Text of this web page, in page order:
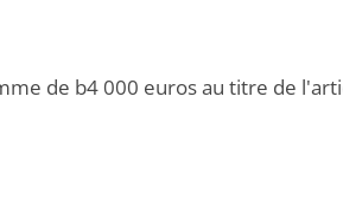
de b4 000 euros au titre de